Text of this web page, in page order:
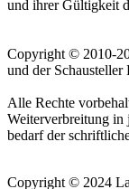
und ihrer Gültigkeit
Copyright © 2010-
und der Schausteller
Alle Rechte
Weiterverbreitung in
bedarf der
Copyright © 2024